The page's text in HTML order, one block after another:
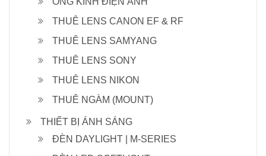
THUÊ LENS CANON EF & RF
THUÊ LENS SAMYANG
THUÊ LENS SONY
THUÊ LENS NIKON
THUÊ NGÀM (MOUNT)
THIẾT BỊ ÁNH SÁNG
ĐÈN DAYLIGHT | M-SERIES